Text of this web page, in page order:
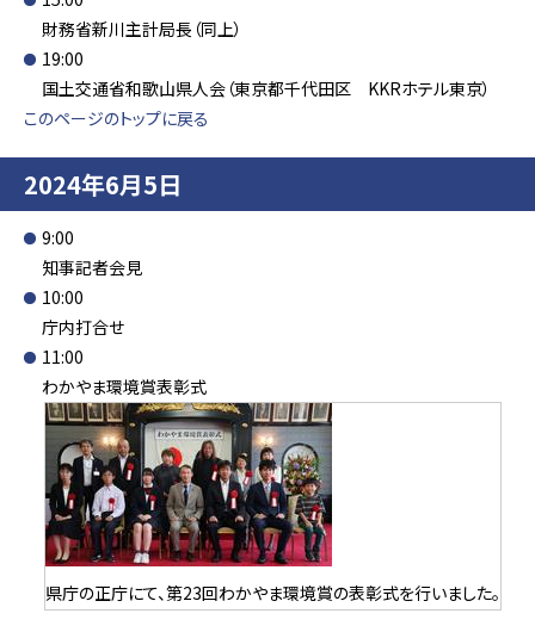
財務省新川主計局長（同上）
19:00
国土交通省和歌山県人会（東京都千代田区 KKRホテル東京）
このページのトップに戻る
2024年6月5日
9:00
知事記者会見
10:00
庁内打合せ
11:00
わかやま環境賞表彰式
県庁の正庁にて、第23回わかやま環境賞の表彰式を行いました。